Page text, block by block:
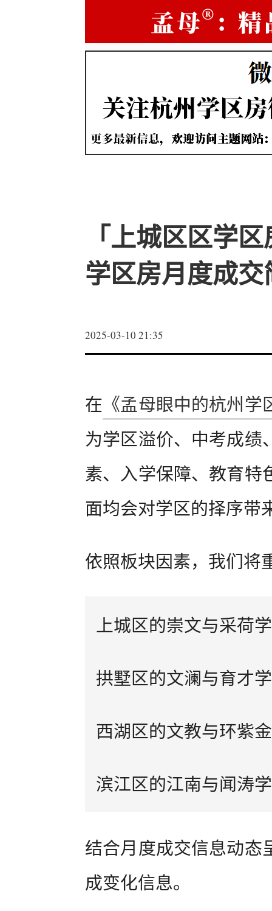
「上城区区学
学区房月度成
2025-03-10 21:35
在 《孟母眼中的杭州
为学区溢价、中考成绩
素、入学保障、教育特
面均会对学区的择序带
依照板块因素，我们将
上城区的崇文与采荷
拱墅区的文澜与育才
西湖区的文教与环紫
滨江区的江南与闻涛
结合月度成交信息动态
成变化信息。